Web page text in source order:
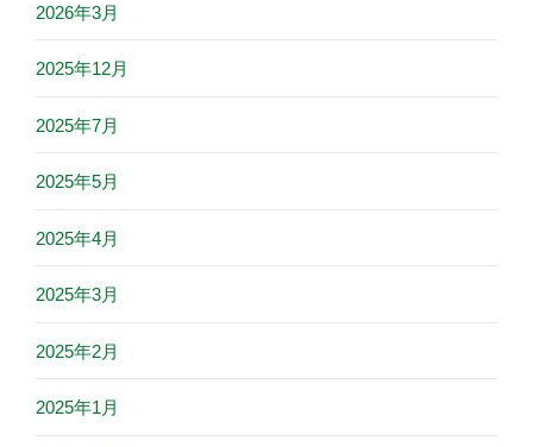
2026年3月
2025年12月
2025年7月
2025年5月
2025年4月
2025年3月
2025年2月
2025年1月